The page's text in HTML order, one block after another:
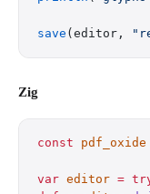
save (editor,
Zig
const pdf_oxide
var editor =